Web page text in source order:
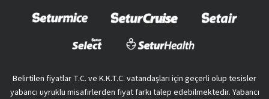
Belirtilen fiyatlar T.C. ve K.K.T.C. vatandaşları için geçerli olup tesisler
yabancı uyruklu misafirlerden fiyat farkı talep edebilmektedir. Yabancı